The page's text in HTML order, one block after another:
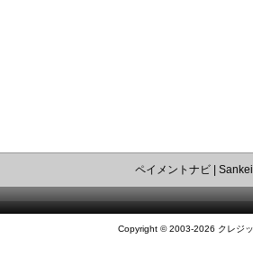
ペイメントナビ|
Copyright © 2003-2026 クレジ